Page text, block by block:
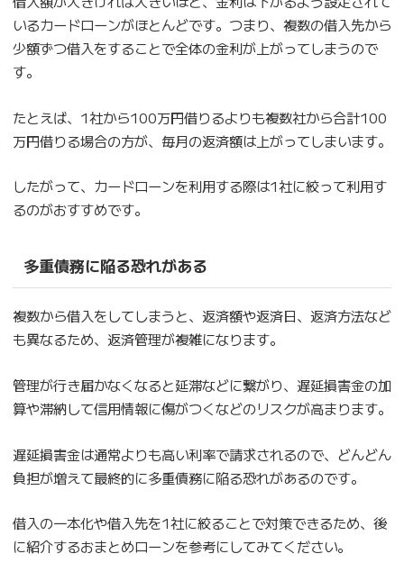
いるカードローンがほとんどです。つまり、複数の借入先から
少額ずつ借入をすることで全体の金利が上がってしまうので
す。
たとえば、1社から100万円借りるよりも複数社から合計100
万円借りる場合の方が、毎月の返済額は上がってしまいます。
したがって、カードローンを利用する際は1社に絞って利用す
るのがおすすめです。
多重債務に陥る恐れがある
複数から借入をしてしまうと、返済額や返済日、返済方法など
も異なるため、返済管理が複雑になります。
管理が行き届かなくなると延滞などに繋がり、遅延損害金の加
算や滞納して信用情報に傷がつくなどのリスクが高まります。
遅延損害金は通常よりも高い利率で請求されるので、どんどん
負担が増えて最終的に多重債務に陥る恐れがあるのです。
借入の一本化や借入先を1社に絞ることで対策できるため、後
に紹介するおまとめローンを参考にしてみてください。